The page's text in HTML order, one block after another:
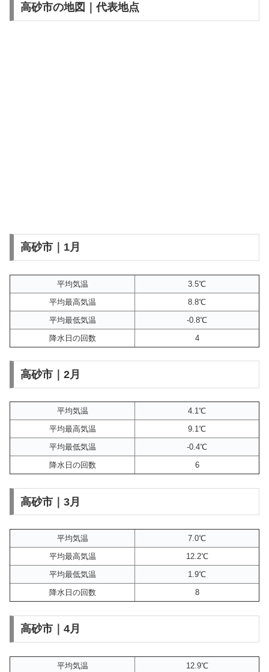
高砂市の地図｜代表地点
高砂市｜1月
平均気温
3.5℃
平均最高気温
8.8℃
平均最低気温
-0.8℃
降水日の回数
4
高砂市｜2月
平均気温
4.1℃
平均最高気温
9.1℃
平均最低気温
-0.4℃
降水日の回数
6
高砂市｜3月
平均気温
7.0℃
平均最高気温
12.2℃
平均最低気温
1.9℃
降水日の回数
8
高砂市｜4月
平均気温 12.9℃